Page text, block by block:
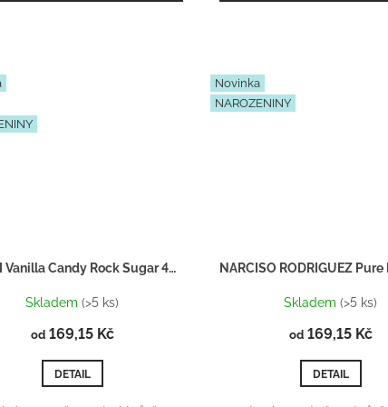
KAYALI Vanilla Candy Rock Sugar 42 - Inspirace F069
Skladem(>5 ks)
od169,15 Kč
DETAIL
Novinka
NAROZENINY
Skladem(>5 ks)
od169,15 Kč
DETAIL